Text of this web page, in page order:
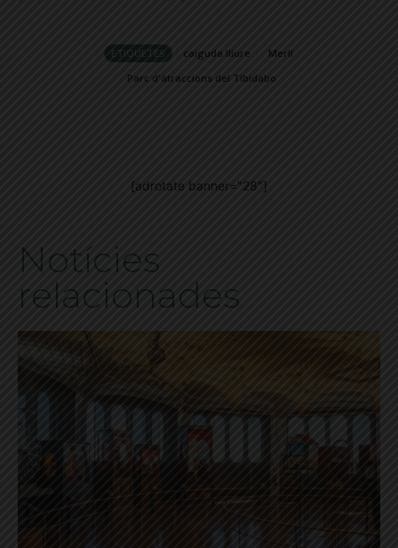
ETIQUETES caiguda lliure
Merlí
Parc d'atraccions del Tibidabo
[adrotate banner="28"]
Notícies
relacionades